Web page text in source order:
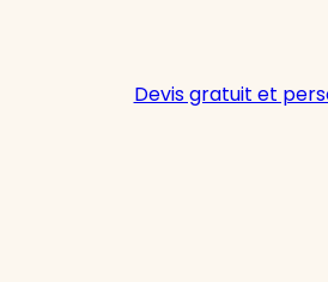
Devis gratuit et